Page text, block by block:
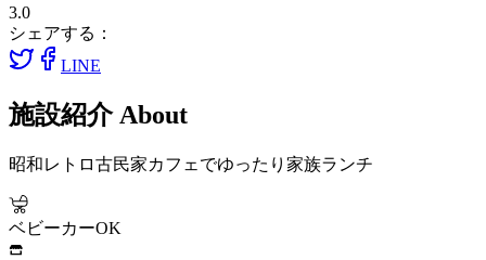
3.0
シェアする：
LINE
施設紹介 About
昭和レトロ古民家カフェでゆったり家族ランチ
ベビーカーOK